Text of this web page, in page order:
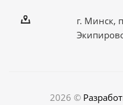
г. Минск,
2026 ©